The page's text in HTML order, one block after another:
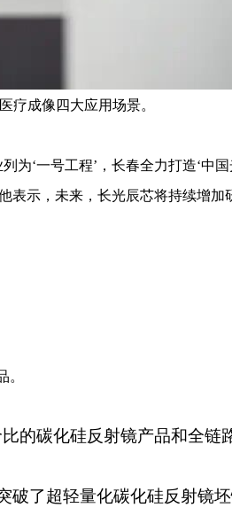
疗成像四大应用场景。
‘一号工程’，长春全力打造‘中国
表示，未来，长光辰芯将持续增加
的碳化硅反射镜产品和全链
破了超轻量化碳化硅反射镜